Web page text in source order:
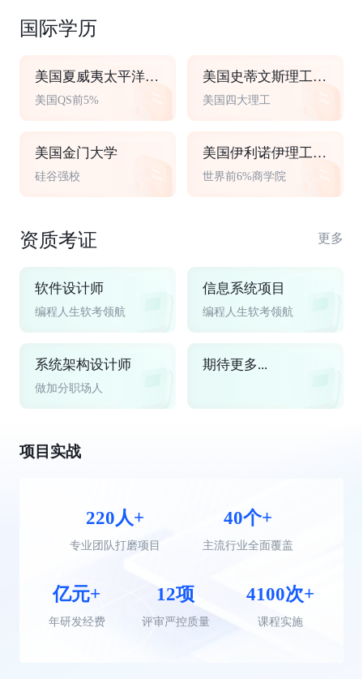
国际学历
美国夏威夷太平洋大学
美国QS前5%
美国史蒂文斯理工学院
美国四大理工
美国金门大学
硅谷强校
美国伊利诺伊理工大学
世界前6%商学院
资质考证 更多
软件设计师
编程人生软考领航
信息系统项目
编程人生软考领航
系统架构设计师
做加分职场人
期待更多...
项目实战
220人+
专业团队打磨项目
40个+
主流行业全面覆盖
亿元+
年研发经费
12项
评审严控质量
4100次+
课程实施